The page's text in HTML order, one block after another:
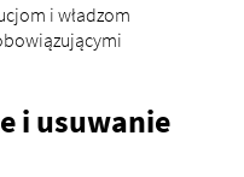
i władzom
i usuwanie